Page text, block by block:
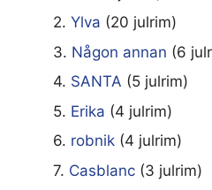
2. Ylva (20 julrim)
3. Någon annan (6
4. SANTA (5 julrim)
5. Erika (4 julrim)
6. robnik (4 julrim)
7. Casblanc (3 julrim)